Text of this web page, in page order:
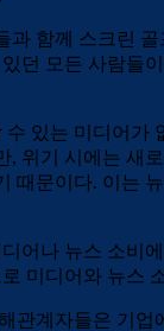
함께 스크린
던 모든 사람들
있는 미디어
위기 시에는 새
문이다. 이는
어나 뉴스 소비
미디어와 뉴스
계자들은 기